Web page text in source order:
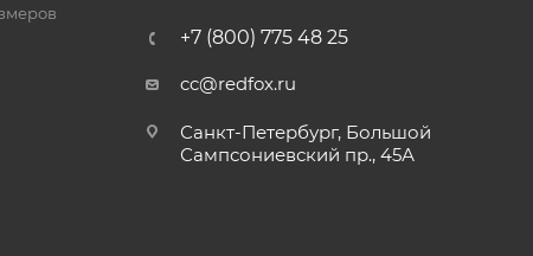
+7 (800) 775 48 25
cc@redfox.ru
Санкт-Петербург, Большой
Сампсониевский пр., 45А